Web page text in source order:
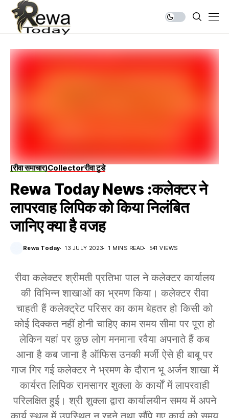
(रीवा समाचार)Collectorरीवा टुडे
Rewa Today News :कलेक्टर ने
लापरवाह लिपिक को किया निलंबित
जानिए क्या है वजह
Rewa Today 13 JULY 2023 1 MINS READ 541 VIEWS
रीवा कलेक्टर श्रीमती प्रतिभा पाल ने कलेक्टर कार्यालय
की विभिन्न शाखाओं का भ्रमण किया। कलेक्टर रीवा
चाहती हैं कलेक्ट्रेट परिसर का काम बेहतर हो किसी को
कोई दिक्कत नहीं होनी चाहिए काम समय सीमा पर पूरा हो
लेकिन यहां पर कुछ लोग मनमाना रवैया अपनाते हैं कब
आना है कब जाना है ऑफिस उनकी मर्जी ऐसे ही बाबू पर
गाज गिर गई कलेक्टर ने भ्रमण के दौरान भू अर्जन शाखा में
कार्यरत लिपिक रामसागर शुक्ला के कार्यों में लापरवाही
परिलक्षित हुई। श्री शुक्ला द्वारा कार्यालयीन समय में अपने